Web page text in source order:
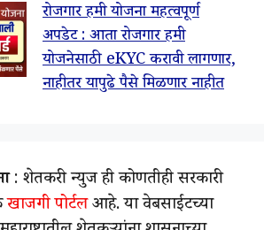
रोजगार हमी योजना महत्वपूर्ण
अपडेट : आता रोजगार हमी
योजनेसाठी eKYC करावी लागणार,
नाहीतर यापुढे पैसे मिळणार नाहीत
: शेतकरी न्युज ही कोणतीही सरकारी
खाजगी पोर्टलआहे. या वेबसाईटच्या